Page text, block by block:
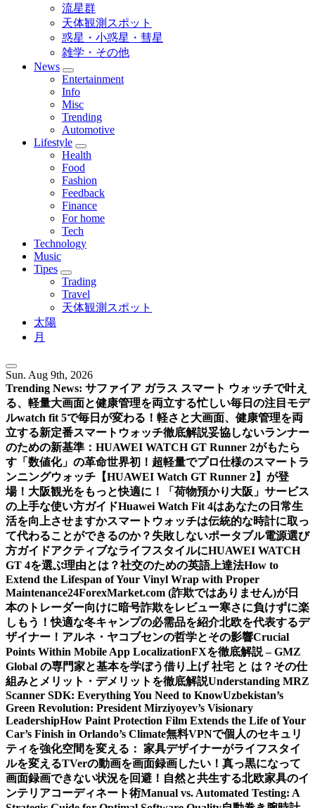
流星群
天体観測スポット
惑星・小惑星・彗星
雑学・その他
News
Entertainment
Info
Misc
Trending
Automotive
Lifestyle
Health
Food
Fashion
Feedback
Finance
For home
Tech
Technology
Music
Tipes
Trading
Travel
天体観測スポット
太陽
月
Sun. Aug 9th, 2026
Trending News: サファイア ガラス スマート ウォッチで叶え
る、軽量大画面と健康管理を両立する忙しい毎日の注目モデ
ルwatch fit 5で毎日が変わる！軽さと大画面、健康管理を両
立する新定番スマートウォッチ徹底解説妥協しないランナー
のための新基準：HUAWEI WATCH GT Runner 2がもたら
す「数値化」の革命世界初！超軽量でプロ仕様のスマートラ
ンニングウォッチ【HUAWEI Watch GT Runner 2】が登
場！ 大阪観光をもっと快適に！「荷物預かり大阪」サービス
の上手な使い方ガイドHuawei Watch Fit 4はあなたの日常生
活を向上させますかスマートウォッチは伝統的な時計に取っ
て代わることができるのか？ 失敗しないポータブル電源選び
方ガイドアクティブなライフスタイルにHUAWEI WATCH
GT 4を選ぶ理由とは？社交のための英語上達法How to
Extend the Lifespan of Your Vinyl Wrap with Proper
Maintenance24ForexMarket.com (詐欺ではありません)が日
本のトレーダー向けに暗号詐欺をレビュー寒さに負けずに楽
しもう！快適な冬キャンプの必需品を紹介北欧を代表するデ
ザイナー！アルネ・ヤコブセンの哲学とその影響Crucial
Points Within Mobile App LocalizationFXを徹底解説 – GMZ
Global の専門家と基本を学ぼう借り上げ 社宅 と は？その仕
組みとメリット・デメリットを徹底解説Understanding MRZ
Scanner SDK: Everything You Need to KnowUzbekistan’s
Green Revolution: President Mirziyoyev’s Visionary
LeadershipHow Paint Protection Film Extends the Life of Your
Car’s Finish in Orlando’s Climate無料VPNで個人のセキュリ
ティを強化空間を変える： 家具デザイナーがライフスタイ
ルを変えるTVerの動画を画面録画したい！真っ黒になって
画面録画できない状況を回避！ 自然と共生する北欧家具のイ
ンテリアコーディネート術Manual vs. Automated Testing: A